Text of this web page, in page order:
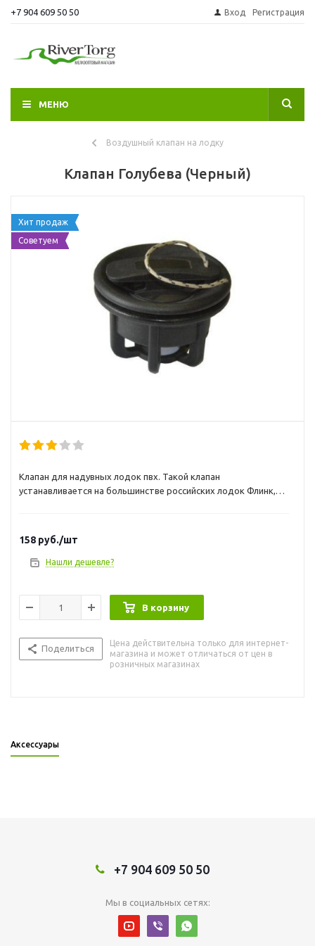
+7 904 609 50 50 Вход Регистрация
МЕНЮ
Воздушный клапан на лодку
Клапан Голубева (Черный)
Хит продаж
Советуем
Клапан для надувных лодок пвх. Такой клапан
устанавливается на большинстве российских лодок Флинк,
158 руб./шт
Нашли дешевле?
В корзину
Поделиться
Цена действительна только для интернет-
магазина и может отличаться от цен в
розничных магазинах
Аксессуары
+7 904 609 50 50
Мы в социальных сетях: